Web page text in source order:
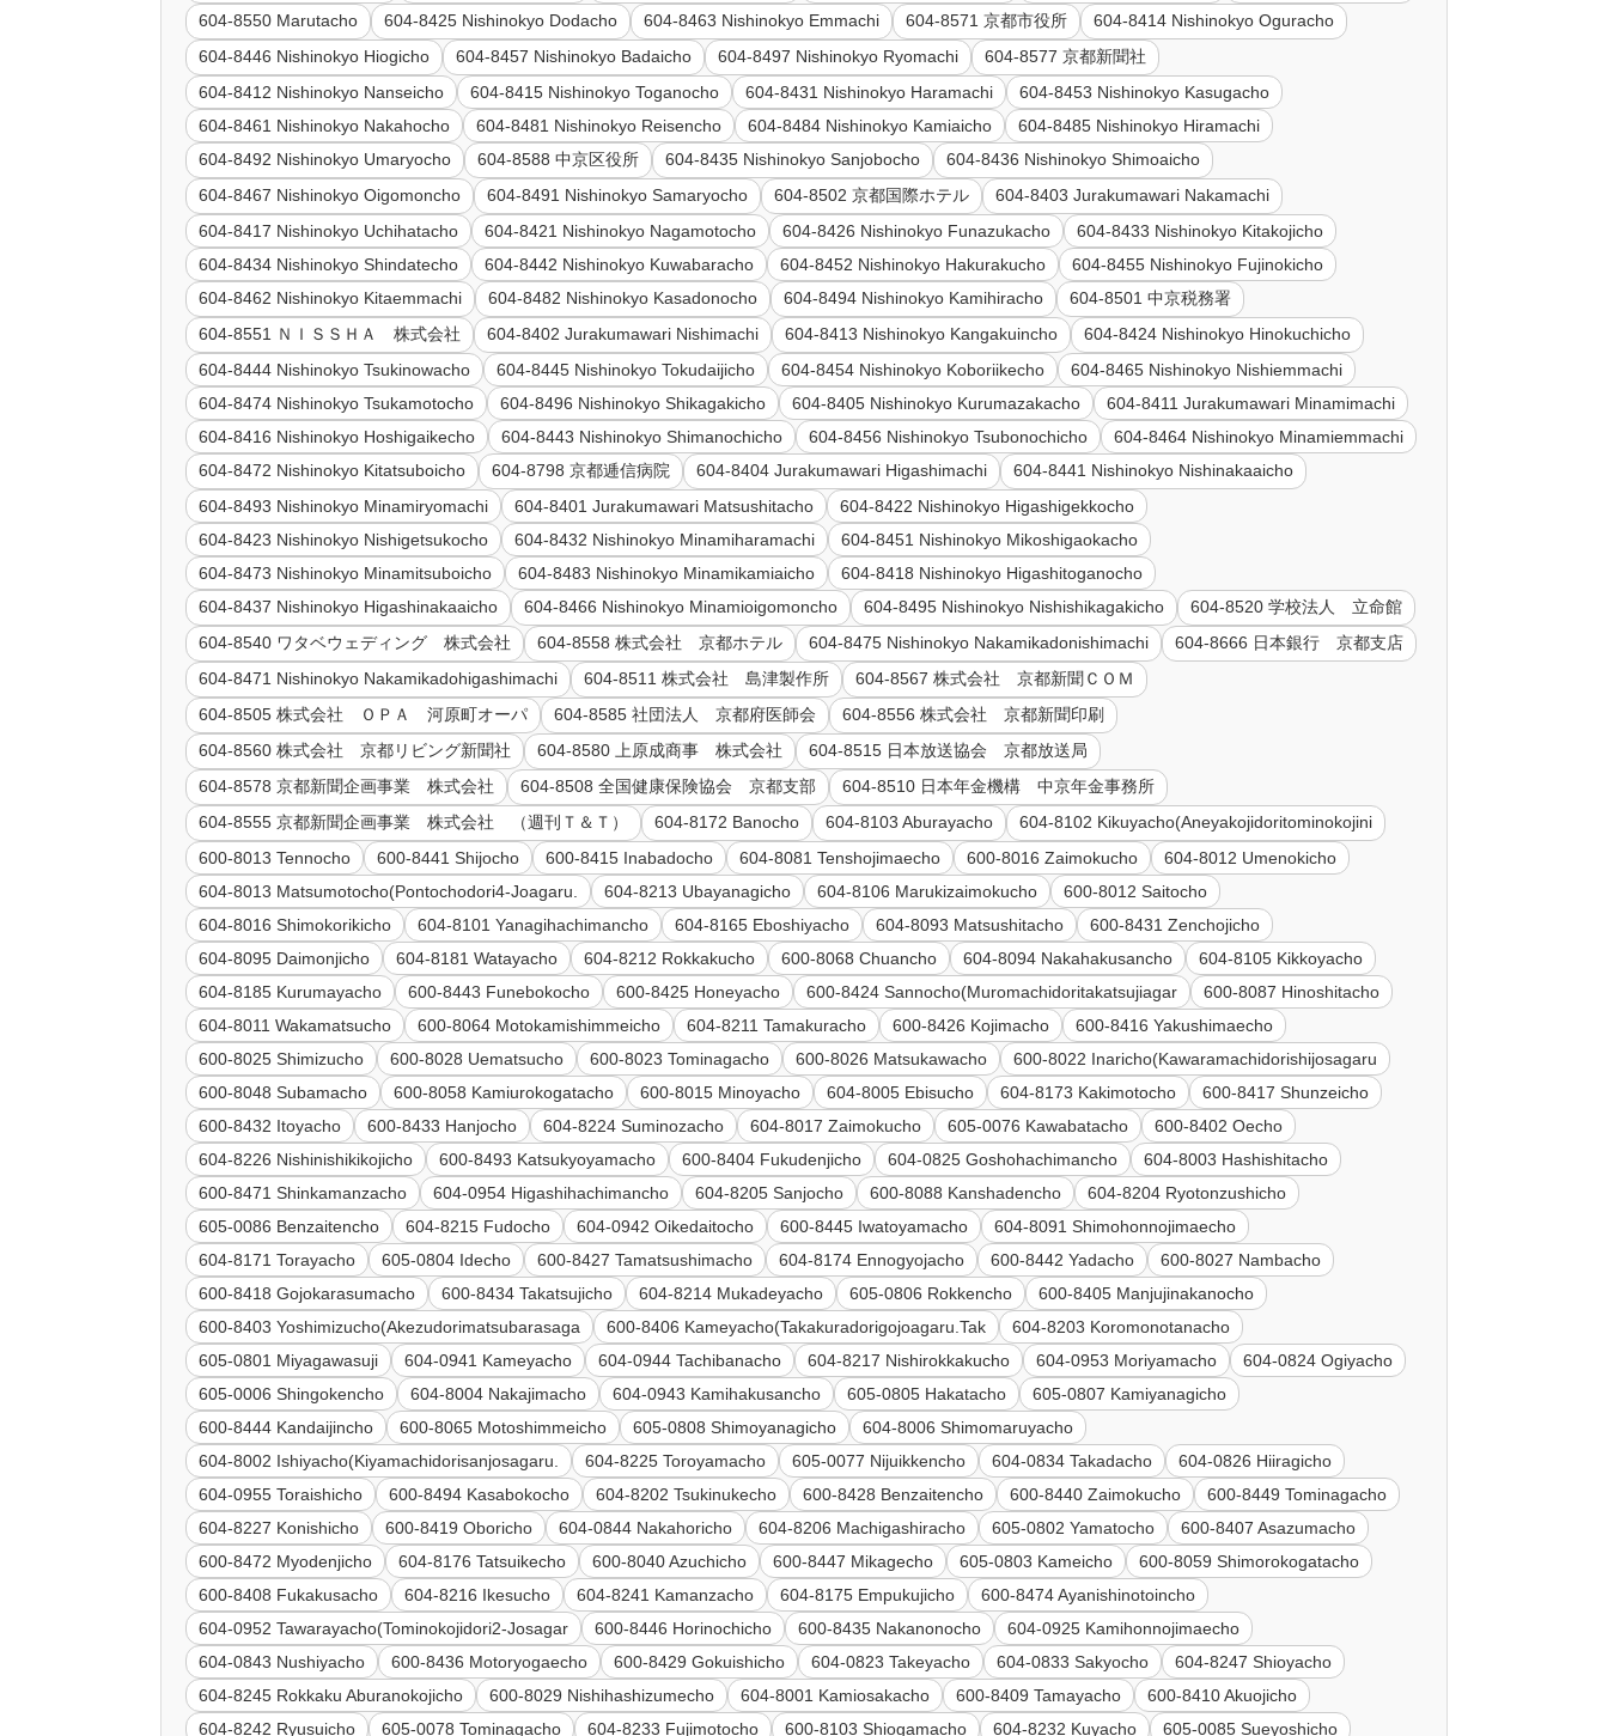
604-8550 Marutacho
604-8425 Nishinokyo Dodacho 604-8463 Nishinokyo Emmachi 604-8571 京都市役所
604-8414 Nishinokyo Oguracho
604-8446 Nishinokyo Hiogicho
604-8457 Nishinokyo Badaicho 604-8497 Nishinokyo Ryomachi
604-8577 京都新聞社
604-8412 Nishinokyo Nanseicho
604-8415 Nishinokyo Toganocho 604-8431 Nishinokyo Haramachi
604-8453 Nishinokyo Kasugacho
604-8461 Nishinokyo Nakahocho
604-8481 Nishinokyo Reisencho 604-8484 Nishinokyo Kamiaicho
604-8485 Nishinokyo Hiramachi
604-8492 Nishinokyo Umaryocho
604-8588 中京区役所 604-8435 Nishinokyo Sanjobocho
604-8436 Nishinokyo Shimoaicho
604-8467 Nishinokyo Oigomoncho
604-8491 Nishinokyo Samaryocho 604-8502 京都国際ホテル
604-8403 Jurakumawari Nakamachi
604-8417 Nishinokyo Uchihatacho
604-8421 Nishinokyo Nagamotocho 604-8426 Nishinokyo Funazukacho
604-8433 Nishinokyo Kitakojicho
604-8434 Nishinokyo Shindatecho
604-8442 Nishinokyo Kuwabaracho 604-8452 Nishinokyo Hakurakucho
604-8455 Nishinokyo Fujinokicho
604-8462 Nishinokyo Kitaemmachi
604-8482 Nishinokyo Kasadonocho 604-8494 Nishinokyo Kamihiracho
604-8501 中京税務署
604-8551 ＮＩＳＳＨＡ 株式会社
604-8402 Jurakumawari Nishimachi 604-8413 Nishinokyo Kangakuincho
604-8424 Nishinokyo Hinokuchicho
604-8444 Nishinokyo Tsukinowacho
604-8445 Nishinokyo Tokudaijicho 604-8454 Nishinokyo Koboriikecho
604-8465 Nishinokyo Nishiemmachi
604-8474 Nishinokyo Tsukamotocho
604-8496 Nishinokyo Shikagakicho 604-8405 Nishinokyo Kurumazakacho
604-8411 Jurakumawari Minamimachi
604-8416 Nishinokyo Hoshigaikecho
604-8443 Nishinokyo Shimanochicho 604-8456 Nishinokyo Tsubonochicho
604-8464 Nishinokyo Minamiemmachi
604-8472 Nishinokyo Kitatsuboicho
604-8798 京都逓信病院 604-8404 Jurakumawari Higashimachi
604-8441 Nishinokyo Nishinakaaicho
604-8493 Nishinokyo Minamiryomachi
604-8401 Jurakumawari Matsushitacho
604-8422 Nishinokyo Higashigekkocho
604-8423 Nishinokyo Nishigetsukocho
604-8432 Nishinokyo Minamiharamachi
604-8451 Nishinokyo Mikoshigaokacho
604-8473 Nishinokyo Minamitsuboicho
604-8483 Nishinokyo Minamikamiaicho
604-8418 Nishinokyo Higashitoganocho
604-8437 Nishinokyo Higashinakaaicho
604-8466 Nishinokyo Minamioigomoncho 604-8495 Nishinokyo Nishishikagakicho
604-8520 学校法人 立命館
604-8540 ワタベウェディング 株式会社
604-8558 株式会社 京都ホテル 604-8475 Nishinokyo Nakamikadonishimachi
604-8666 日本銀行 京都支店
604-8471 Nishinokyo Nakamikadohigashimachi
604-8511 株式会社 島津製作所
604-8567 株式会社 京都新聞ＣＯＭ
604-8505 株式会社 ＯＰＡ 河原町オーパ
604-8585 社団法人 京都府医師会
604-8556 株式会社 京都新聞印刷
604-8560 株式会社 京都リビング新聞社
604-8580 上原成商事 株式会社
604-8515 日本放送協会 京都放送局
604-8578 京都新聞企画事業 株式会社
604-8508 全国健康保険協会 京都支部
604-8510 日本年金機構 中京年金事務所
604-8555 京都新聞企画事業 株式会社 （週刊Ｔ＆Ｔ）
604-8172 Banocho 604-8103 Aburayacho
604-8102 Kikuyacho(Aneyakojidoritominokojini
600-8013 Tennocho
600-8441 Shijocho 600-8415 Inabadocho 604-8081 Tenshojimaecho 600-8016 Zaimokucho
604-8012 Umenokicho
604-8013 Matsumotocho(Pontochodori4-Joagaru.
604-8213 Ubayanagicho 604-8106 Marukizaimokucho
600-8012 Saitocho
604-8016 Shimokorikicho
604-8101 Yanagihachimancho 604-8165 Eboshiyacho 604-8093 Matsushitacho
600-8431 Zenchojicho
604-8095 Daimonjicho
604-8181 Watayacho 604-8212 Rokkakucho 600-8068 Chuancho 604-8094 Nakahakusancho
604-8105 Kikkoyacho
604-8185 Kurumayacho
600-8443 Funebokocho 600-8425 Honeyacho 600-8424 Sannocho(Muromachidoritakatsujiagar
600-8087 Hinoshitacho
604-8011 Wakamatsucho
600-8064 Motokamishimmeicho 604-8211 Tamakuracho 600-8426 Kojimacho
600-8416 Yakushimaecho
600-8025 Shimizucho
600-8028 Uematsucho 600-8023 Tominagacho 600-8026 Matsukawacho
600-8022 Inaricho(Kawaramachidorishijosagaru
600-8048 Subamacho
600-8058 Kamiurokogatacho 600-8015 Minoyacho 604-8005 Ebisucho 604-8173 Kakimotocho
600-8417 Shunzeicho
600-8432 Itoyacho
600-8433 Hanjocho 604-8224 Suminozacho 604-8017 Zaimokucho 605-0076 Kawabatacho
600-8402 Oecho
604-8226 Nishinishikikojicho
600-8493 Katsukyoyamacho 600-8404 Fukudenjicho 604-0825 Goshohachimancho
604-8003 Hashishitacho
600-8471 Shinkamanzacho
604-0954 Higashihachimancho 604-8205 Sanjocho 600-8088 Kanshadencho
604-8204 Ryotonzushicho
605-0086 Benzaitencho
604-8215 Fudocho 604-0942 Oikedaitocho 600-8445 Iwatoyamacho
604-8091 Shimohonnojimaecho
604-8171 Torayacho
605-0804 Idecho 600-8427 Tamatsushimacho 604-8174 Ennogyojacho 600-8442 Yadacho
600-8027 Nambacho
600-8418 Gojokarasumacho
600-8434 Takatsujicho 604-8214 Mukadeyacho 605-0806 Rokkencho
600-8405 Manjujinakanocho
600-8403 Yoshimizucho(Akezudorimatsubarasaga
600-8406 Kameyacho(Takakuradorigojoagaru.Tak
604-8203 Koromonotanacho
605-0801 Miyagawasuji
604-0941 Kameyacho 604-0944 Tachibanacho 604-8217 Nishirokkakucho 604-0953 Moriyamacho
604-0824 Ogiyacho
605-0006 Shingokencho
604-8004 Nakajimacho 604-0943 Kamihakusancho 605-0805 Hakatacho
605-0807 Kamiyanagicho
600-8444 Kandaijincho
600-8065 Motoshimmeicho 605-0808 Shimoyanagicho
604-8006 Shimomaruyacho
604-8002 Ishiyacho(Kiyamachidorisanjosagaru.
604-8225 Toroyamacho 605-0077 Nijuikkencho 604-0834 Takadacho
604-0826 Hiiragicho
604-0955 Toraishicho
600-8494 Kasabokocho 604-8202 Tsukinukecho 600-8428 Benzaitencho 600-8440 Zaimokucho
600-8449 Tominagacho
604-8227 Konishicho
600-8419 Oboricho 604-0844 Nakahoricho 604-8206 Machigashiracho 605-0802 Yamatocho
600-8407 Asazumacho
600-8472 Myodenjicho
604-8176 Tatsuikecho 600-8040 Azuchicho 600-8447 Mikagecho 605-0803 Kameicho
600-8059 Shimorokogatacho
600-8408 Fukakusacho
604-8216 Ikesucho 604-8241 Kamanzacho 604-8175 Empukujicho
600-8474 Ayanishinotoincho
604-0952 Tawarayacho(Tominokojidori2-Josagar
600-8446 Horinochicho 600-8435 Nakanonocho
604-0925 Kamihonnojimaecho
604-0843 Nushiyacho
600-8436 Motoryogaecho 600-8429 Gokuishicho 604-0823 Takeyacho 604-0833 Sakyocho
604-8247 Shioyacho
604-8245 Rokkaku Aburanokojicho
600-8029 Nishihashizumecho 604-8001 Kamiosakacho 600-8409 Tamayacho
600-8410 Akuojicho
604-8242 Ryusuicho
605-0078 Tominagacho 604-8233 Fujimotocho 600-8103 Shiogamacho 604-8232 Kuyacho 605-0085 Sueyoshicho